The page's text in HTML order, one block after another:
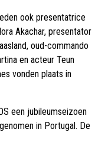
ook presentatrice
Akachar, presentator
oud-commando
en acteur Teun
vonden plaats in
een jubileumseizoen
in Portugal. De